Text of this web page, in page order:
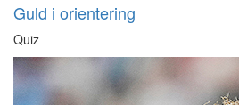
Guld i orientering
Quiz